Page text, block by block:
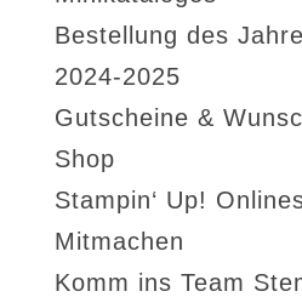
Bestellung des
2024-2025
Gutscheine &
Shop
Stampin‘ Up!
Mitmachen
Komm ins Team